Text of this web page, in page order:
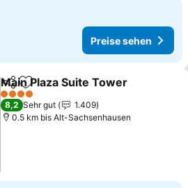
Preise sehen
TeilenZu Favoriten hinzufügen
Main Plaza Suite Tower
4 Sterne
8,2 Sehr gut
1.409
0.5 km bis Alt-Sachsenhausen